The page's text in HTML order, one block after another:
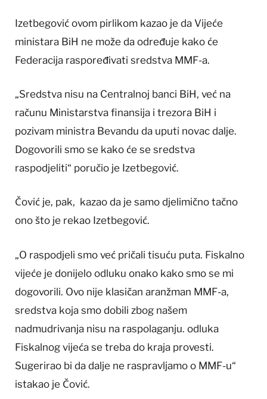
Izetbegović ovom pirlikom kazao je da Vijeće
ministara BiH ne može da određuje kako će
Federacija raspoređivati sredstva MMF-a.
„Sredstva nisu na Centralnoj banci BiH, već na
računu Ministarstva finansija i trezora BiH i
pozivam ministra Bevandu da uputi novac dalje.
Dogovorili smo se kako će se sredstva
raspodjeliti“ poručio je Izetbegović.
Čović je, pak, kazao da je samo djelimično tačno
ono što je rekao Izetbegović.
„O raspodjeli smo već pričali tisuću puta. Fiskalno
vijeće je donijelo odluku onako kako smo se mi
dogovorili. Ovo nije klasičan aranžman MMF-a,
sredstva koja smo dobili zbog našem
nadmudrivanja nisu na raspolaganju. odluka
Fiskalnog vijeća se treba do kraja provesti.
Sugerirao bi da dalje ne raspravljamo o MMF-u“
istakao je Čović.